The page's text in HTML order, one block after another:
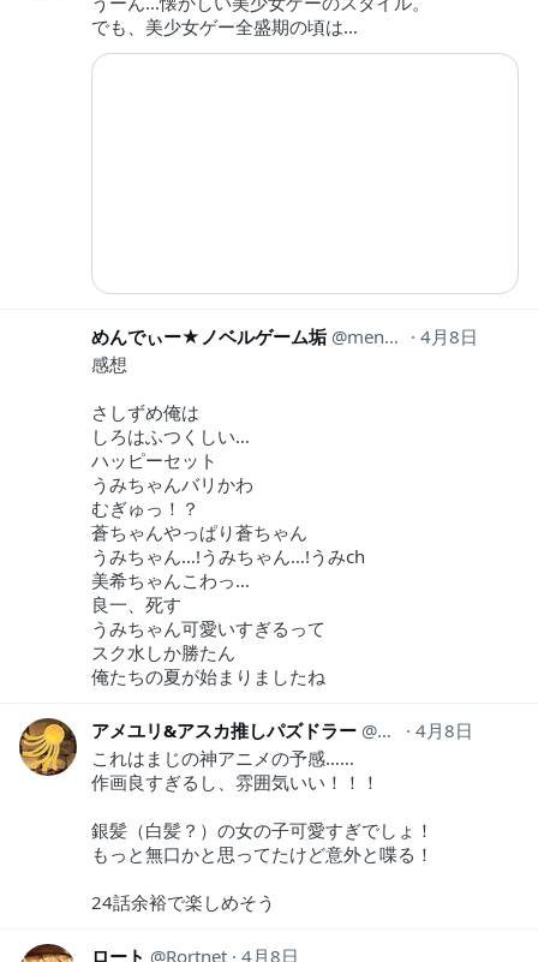
でも、美少女ゲー全盛期の頃は…
めんでぃー★ノベルゲーム垢 mendynovel0404
4月8日
感想
さしずめ俺は
しろはふつくしい…
ハッピーセット
うみちゃんバリかわ
むぎゅっ！？
蒼ちゃんやっぱり蒼ちゃん
うみちゃん…!うみちゃん…!うみch
美希ちゃんこわっ…
良一、死す
うみちゃん可愛いすぎるって
スク水しか勝たん
俺たちの夏が始まりましたね
アメユリ&アスカ推しパズドラー asuka_oshi
4月8日
これはまじの神アニメの予感……
作画良すぎるし、雰囲気いい！！！
銀髪（白髪？）の女の子可愛すぎでしょ！
もっと無口かと思ってたけど意外と喋る！
24話余裕で楽しめそう
ロート Rortnet 4月8日